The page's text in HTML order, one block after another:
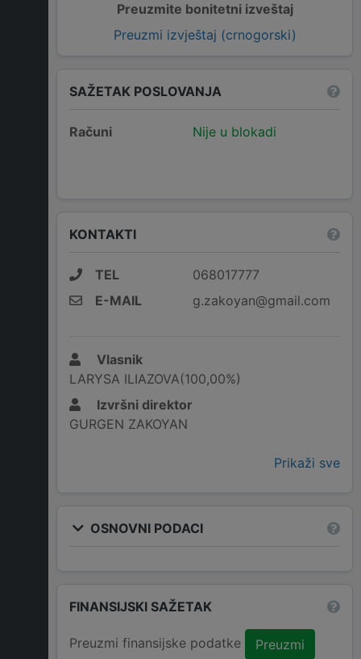
Preuzmite bonitetni izveštaj
Preuzmi izvještaj (crnogorski)
SAŽETAK POSLOVANJA
Računi Nije u blokadi
KONTAKTI
TEL
068017777
E-MAIL
g.zakoyan@gmail.com
Vlasnik
LARYSA ILIAZOVA(100,00%)
Izvršni direktor
GURGEN ZAKOYAN
Prikaži sve
OSNOVNI PODACI
FINANSIJSKI SAŽETAK
Preuzmi finansijske podatke Preuzmi